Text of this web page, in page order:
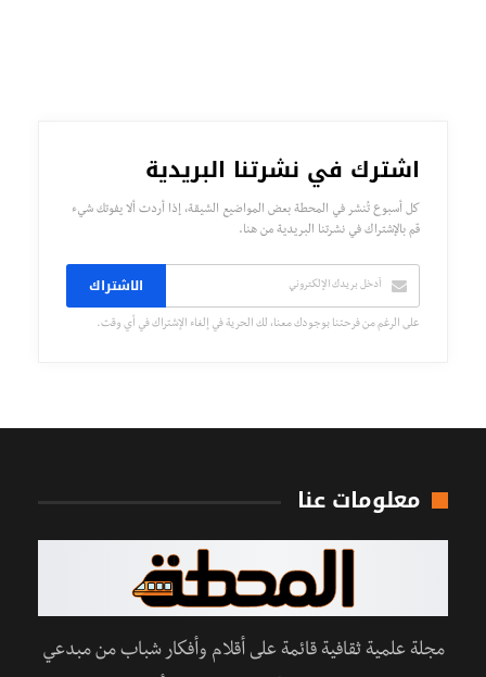
اشترك في نشرتنا البريدية
كل أسبوع تُنشر في المحطة بعض المواضيع الشيقة، إذا أردت ألا يفوتك شيء
قم بالإشتراك في نشرتنا البريدية من هنا.
الاشتراك
على الرغم من فرحتنا بوجودك معنا، لك الحرية في إلغاء الإشتراك في أي وقت.
معلومات عنا
مجلة علمية ثقافية قائمة على أقلام وأفكار شباب من مبدعي